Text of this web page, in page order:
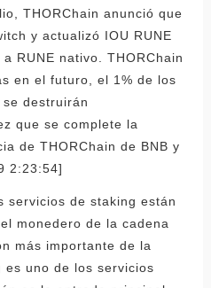
THORChain anunció que
y actualizó IOU RUNE
RUNE nativo. THORChain
en el futuro, el 1% de los
destruirán
que se complete la
de THORChain de BNB y
2:23:54]
servicios de staking están
monedero de la cadena
más importante de la
uno de los servicios